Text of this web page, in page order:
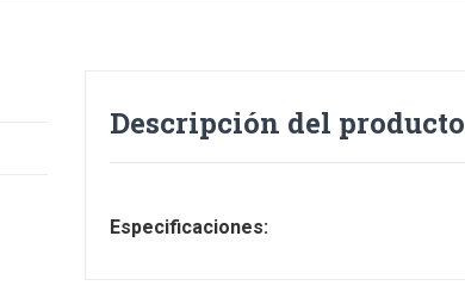
Descripción del producto
Especificaciones: